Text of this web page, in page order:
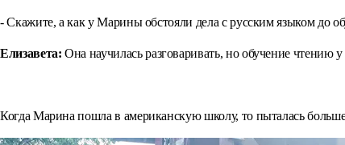
- Скажите, а как у Марины обстояли дела с русским языком до
Елизавета:Она научилась разговаривать, но обучение
Когда Марина пошла в американскую школу, то пыталась